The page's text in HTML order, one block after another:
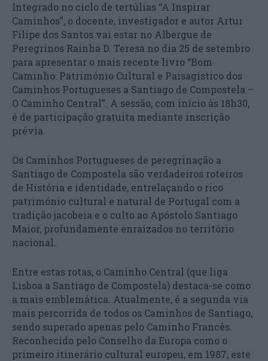
Integrado no ciclo de tertúlias “A Inspirar
Caminhos”, o docente, investigador e autor Artur
Filipe dos Santos vai estar no Albergue de
Peregrinos Rainha D. Teresa no dia 25 de setembro
para apresentar o mais recente livro “Bom
Caminho: Património Cultural e Paisagístico dos
Caminhos Portugueses a Santiago de Compostela –
O Caminho Central”. A sessão, com início às 18h30,
é de participação gratuita mediante inscrição
prévia.
Os Caminhos Portugueses de peregrinação a
Santiago de Compostela são verdadeiros roteiros
de História e identidade, entrelaçando o rico
património cultural e natural de Portugal com a
tradição jacobeia e o culto ao Apóstolo Santiago
Maior, profundamente enraizados no território
nacional.
Entre estas rotas, o Caminho Central (que liga
Lisboa a Santiago de Compostela) destaca-se como
a mais emblemática. Atualmente, é a segunda via
mais percorrida de todos os Caminhos de Santiago,
sendo superado apenas pelo Caminho Francês.
Reconhecido pelo Conselho da Europa como o
primeiro itinerário cultural europeu, em 1987, este